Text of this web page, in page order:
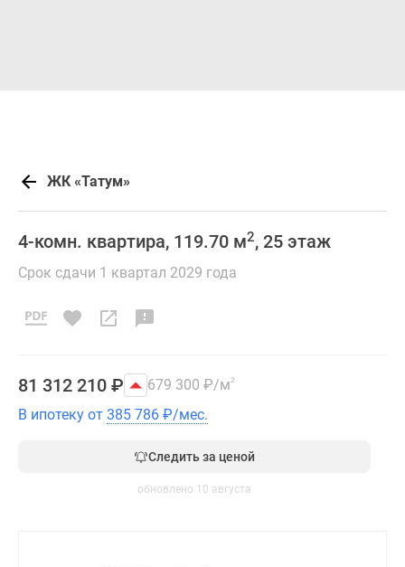
ЖК «Татум»
4-комн. квартира, 119.70 м2, 25 этаж
Срок сдачи 1 квартал 2029 года
81 312 210 ₽ 679 300 ₽/м2
В ипотеку от 385 786 ₽/мес.
Следить за ценой
обновлено 10 августа